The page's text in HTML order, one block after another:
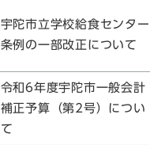
宇陀市立学校給食センター
条例の一部改正について
令和6年度宇陀市一般会計
補正予算（第2号）につい
て